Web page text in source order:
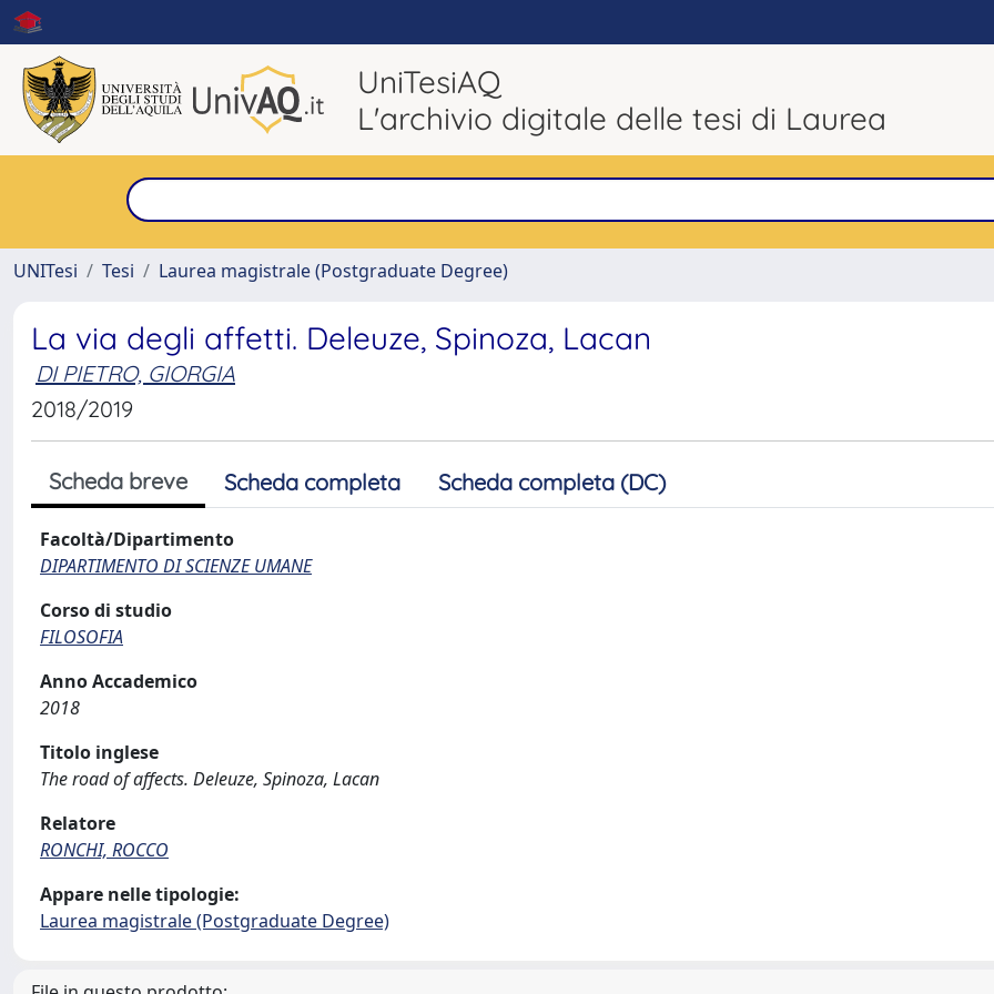
UniTesiAQ
L'archivio digitale delle tesi di Laurea
UNITesi
Tesi Laurea magistrale (Postgraduate Degree)
La via degli affetti. Deleuze, Spinoza, Lacan
DI PIETRO, GIORGIA
2018/2019
Scheda breve Scheda completa Scheda completa (DC)
Facoltà/Dipartimento
DIPARTIMENTO DI SCIENZE UMANE
Corso di studio
FILOSOFIA
Anno Accademico
2018
Titolo inglese
The road of affects. Deleuze, Spinoza, Lacan
Relatore
RONCHI, ROCCO
Appare nelle tipologie:
Laurea magistrale (Postgraduate Degree)